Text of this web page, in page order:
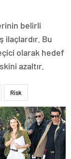
belirli
ilaçlardır. Bu
olarak hedef
azaltır.
Risk